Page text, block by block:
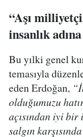
“Aşı
insanlık
Bu yılki genel
temasıyla
eden Erdoğan,
olduğumuzu
açısından iyi
salgın